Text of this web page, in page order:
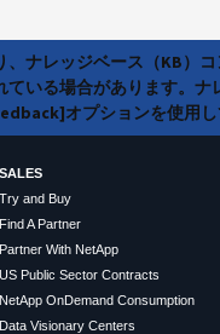
ナレッジベース（KB）
いる場合があります。
オプションを使用し
SALES
Try and Buy
Find A Partner
Partner With NetApp
US Public Sector Contracts
NetApp OnDemand Consumption
Data Visionary Centers